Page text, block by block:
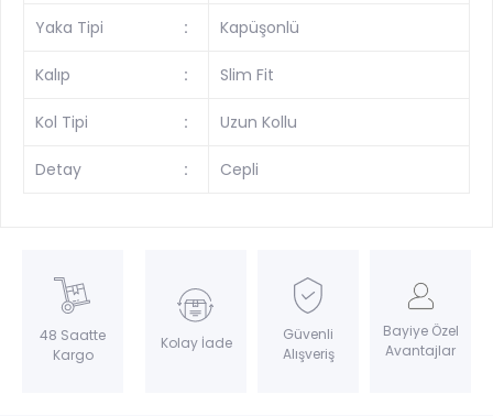
Yaka Tipi : Kapüşonlü
Kalıp : Slim Fit
Kol Tipi : Uzun Kollu
Detay : Cepli
48 Saatte
Kargo
Kolay İade
Güvenli
Alışveriş
Bayiye Özel
Avantajlar